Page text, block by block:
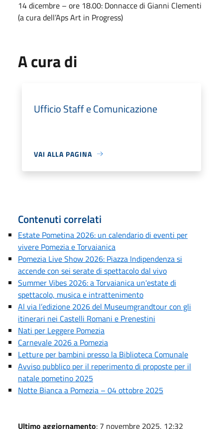
14 dicembre – ore 18.00: Donnacce di Gianni Clementi
(a cura dell’Aps Art in Progress)
A cura di
Ufficio Staff e Comunicazione
VAI ALLA PAGINA
Contenuti correlati
Estate Pometina 2026: un calendario di eventi per
vivere Pomezia e Torvaianica
Pomezia Live Show 2026: Piazza Indipendenza si
accende con sei serate di spettacolo dal vivo
Summer Vibes 2026: a Torvaianica un'estate di
spettacolo, musica e intrattenimento
Al via l’edizione 2026 del Museumgrandtour con gli
itinerari nei Castelli Romani e Prenestini
Nati per Leggere Pomezia
Carnevale 2026 a Pomezia
Letture per bambini presso la Biblioteca Comunale
Avviso pubblico per il reperimento di proposte per il
natale pometino 2025
Notte Bianca a Pomezia – 04 ottobre 2025
Ultimo aggiornamento: 7 novembre 2025, 12:32